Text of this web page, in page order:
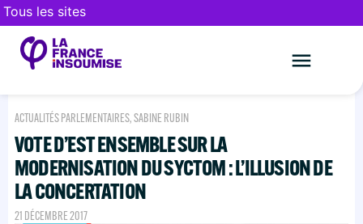
Tous les sites
ACTUALITÉS PARLEMENTAIRES,SABINE RUBIN
VOTE D’EST ENSEMBLE SUR LA
MODERNISATION DU SYCTOM : L’ILLUSION DE
LA CONCERTATION
21 DÉCEMBRE 2017